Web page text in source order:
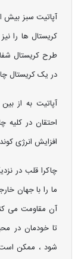
آپاتیت سبز بیش
کریستال ها را
در یک کریستال
آپاتیت به از
احتقان در کلیه
افزایش انرژی
چاکرا قلب در
ما را با جهان
آن مقاومت می
تا خودمان در
شود ، ممکن است